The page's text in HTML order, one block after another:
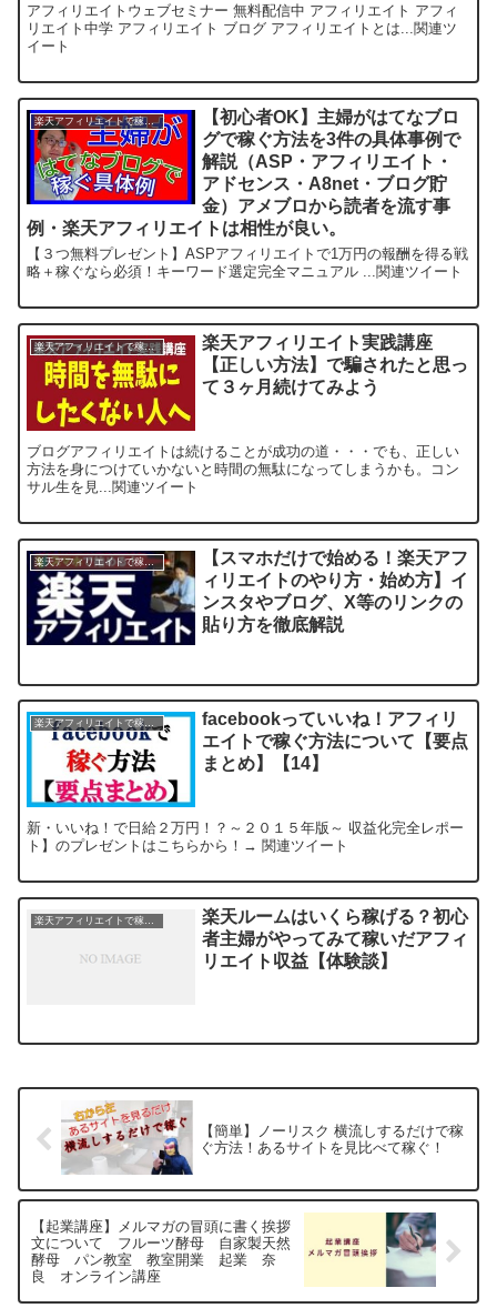
アフィリエイトウェブセミナー 無料配信中 アフィリエイト アフィ
リエイト中学 アフィリエイト ブログ アフィリエイトとは...関連ツ
イート
楽天アフィリエイトで稼ぐ方法
【初心者OK】主婦がはてなブロ
グで稼ぐ方法を3件の具体事例で
解説（ASP・アフィリエイト・
アドセンス・A8net・ブログ貯
金）アメブロから読者を流す事
例・楽天アフィリエイトは相性が良い。
【３つ無料プレゼント】ASPアフィリエイトで1万円の報酬を得る戦
略＋稼ぐなら必須！キーワード選定完全マニュアル ...関連ツイート
楽天アフィリエイトで稼ぐ方法
楽天アフィリエイト実践講座
【正しい方法】で騙されたと思っ
て３ヶ月続けてみよう
ブログアフィリエイトは続けることが成功の道・・・でも、正しい
方法を身につけていかないと時間の無駄になってしまうかも。コン
サル生を見...関連ツイート
楽天アフィリエイトで稼ぐ方法
【スマホだけで始める！楽天アフ
ィリエイトのやり方・始め方】イ
ンスタやブログ、X等のリンクの
貼り方を徹底解説
楽天アフィリエイトで稼ぐ方法
facebookっていいね！アフィリ
エイトで稼ぐ方法について【要点
まとめ】【14】
新・いいね！で日給２万円！？～２０１５年版～ 収益化完全レポー
ト】のプレゼントはこちらから！→ 関連ツイート
楽天ルームはいくら稼げる？初心
者主婦がやってみて稼いだアフィ
リエイト収益【体験談】
【簡単】ノーリスク 横流しするだけで稼
ぐ方法！あるサイトを見比べて稼ぐ！
【起業講座】メルマガの冒頭に書く挨拶
文について フルーツ酵母 自家製天然
酵母 パン教室 教室開業 起業 奈
良 オンライン講座